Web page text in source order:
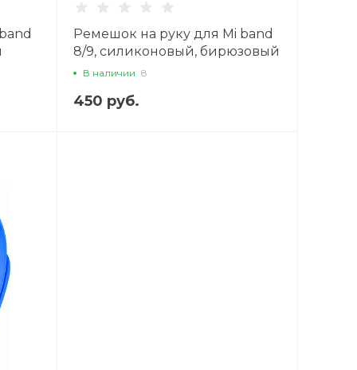
Ремешок на руку для Mi band
8/9, силиконовый, бирюзовый
В наличии 8
450 руб.